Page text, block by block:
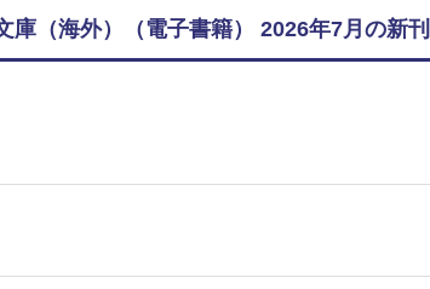
庫（海外）（電子書籍） 2026年7月の新